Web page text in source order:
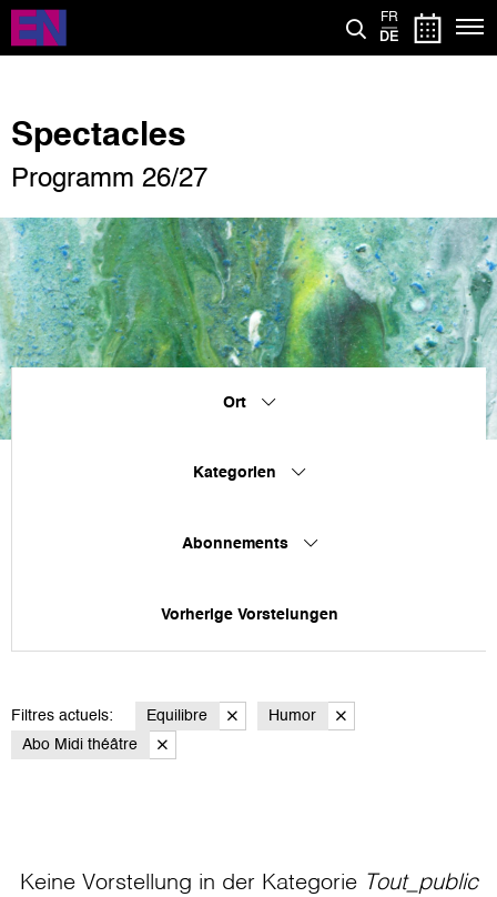
Direkt
zum
Inhalt
FR
DE
Spectacles
Programm 26/27
Ort
Kategorien
Abonnements
Vorherige Vorstelungen
Filtres actuels: Equilibre
Humor
Abo Midi théâtre
Keine Vorstellung in der Kategorie Tout_public